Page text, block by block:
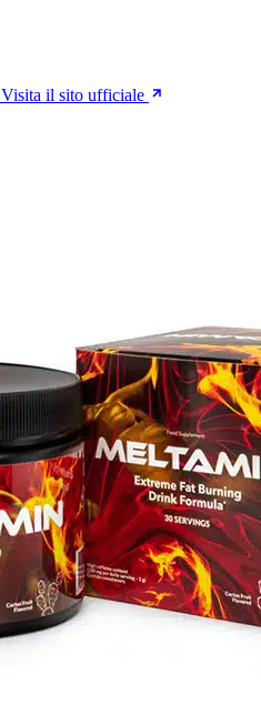
Visita il sito ufficiale